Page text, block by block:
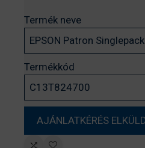
Termék neve
Termékkód